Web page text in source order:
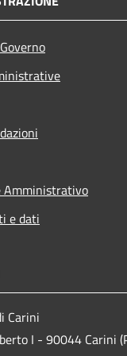
Amministrativo
e dati
Carini
I - 90044 Carini